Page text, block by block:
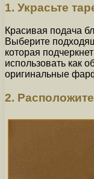
1. Украсьте
Красивая подача
Выберите
которая
использовать как
оригинальные
2.